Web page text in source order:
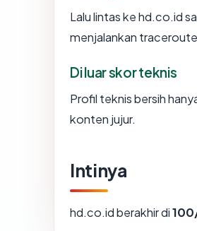
Lalu lintas ke hd.co.id
menjalankan
Di luar skor teknis
Profil teknis bersih
konten jujur.
Intinya
hd.co.id berakhir di